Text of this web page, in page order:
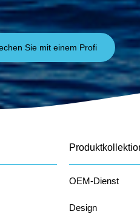
Sie mit einem Profi
OEM-Dienst
Design